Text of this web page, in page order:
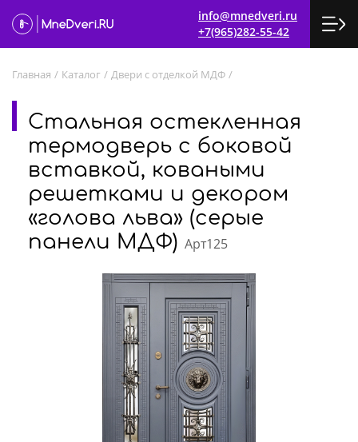
info@mnedveri.ru
+7(965)282-55-42
Главная / Каталог / Двери с отделкой МДФ /
Стальная остекленная
термодверь с боковой
вставкой, коваными
решетками и декором
«голова льва» (серые
панели МДФ) Арт125